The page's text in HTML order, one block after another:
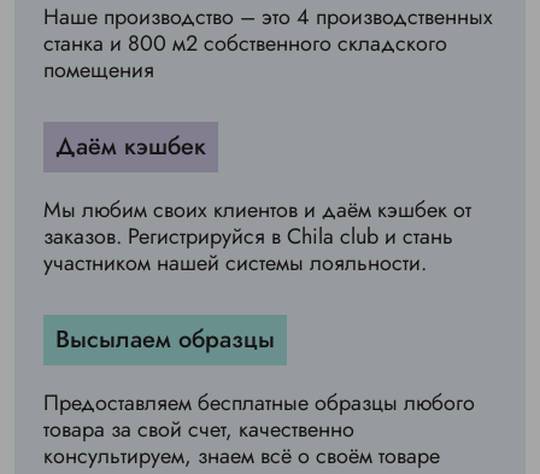
Наше производство – это 4 производственных
станка и 800 м2 собственного складского
помещения
Даём кэшбек
Мы любим своих клиентов и даём кэшбек от
заказов. Регистрируйся в Chila club и стань
участником нашей системы лояльности.
Высылаем образцы
Предоставляем бесплатные образцы любого
товара за свой счет, качественно
консультируем, знаем всё о своём товаре